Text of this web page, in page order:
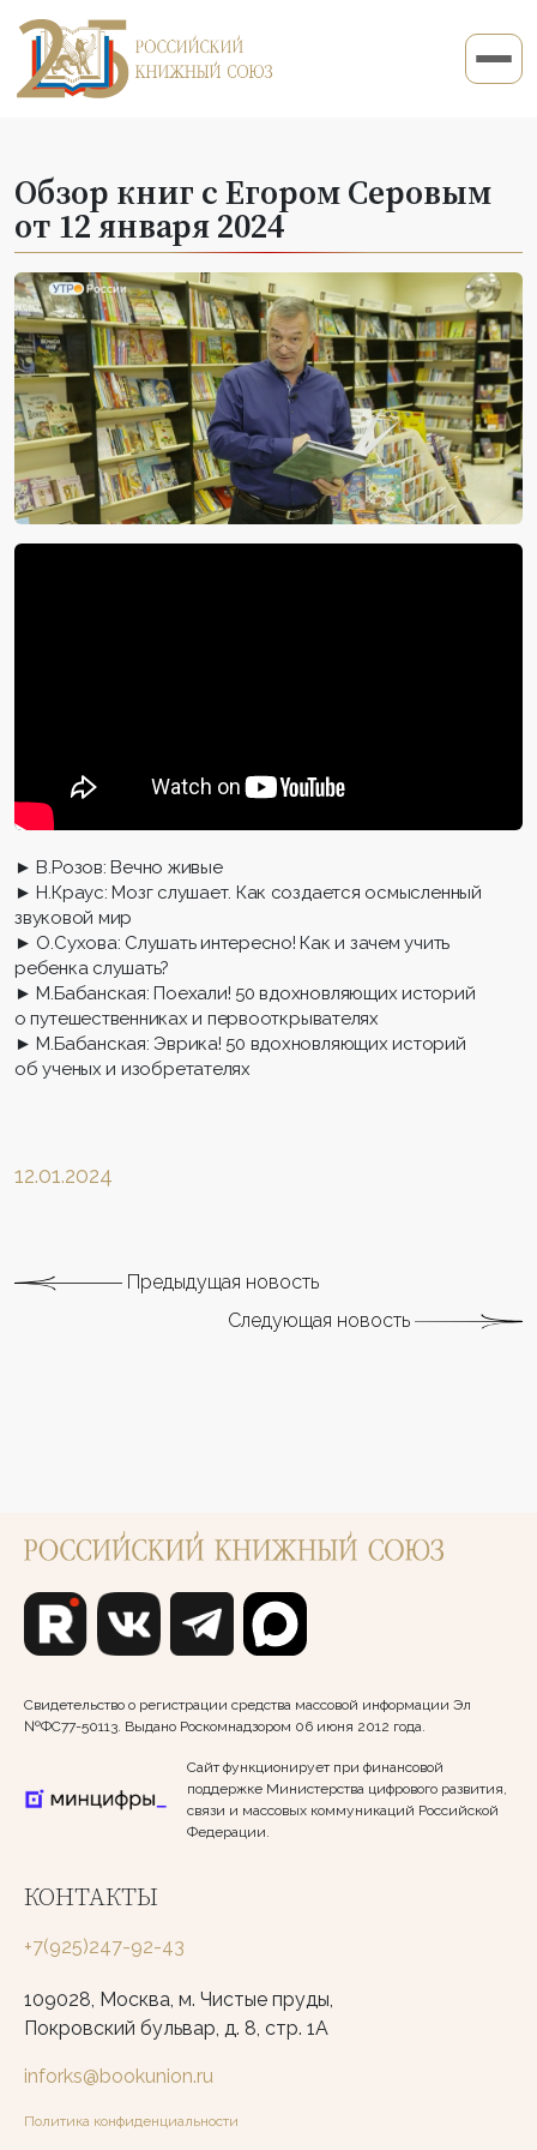
Обзор книг с Егором Серовым
от 12 января 2024
► В.Розов: Вечно живые
► Н.Краус: Мозг слушает. Как создается осмысленный
звуковой мир
► О.Сухова: Слушать интересно! Как и зачем учить
ребенка слушать?
► М.Бабанская: Поехали! 50 вдохновляющих историй
о путешественниках и первооткрывателях
► М.Бабанская: Эврика! 50 вдохновляющих историй
об ученых и изобретателях
12.01.2024
Предыдущая новость
Следующая новость
Свидетельство о регистрации средства массовой информации Эл
№ФС77-50113. Выдано Роскомнадзором 06 июня 2012 года.
Сайт функционирует при финансовой
поддержке Министерства цифрового развития,
связи и массовых коммуникаций Российской
Федерации.
КОНТАКТЫ
+7(925)247-92-43
109028, Москва, м. Чистые пруды,
Покровский бульвар, д. 8, стр. 1А
inforks@bookunion.ru
Политика конфиденциальности